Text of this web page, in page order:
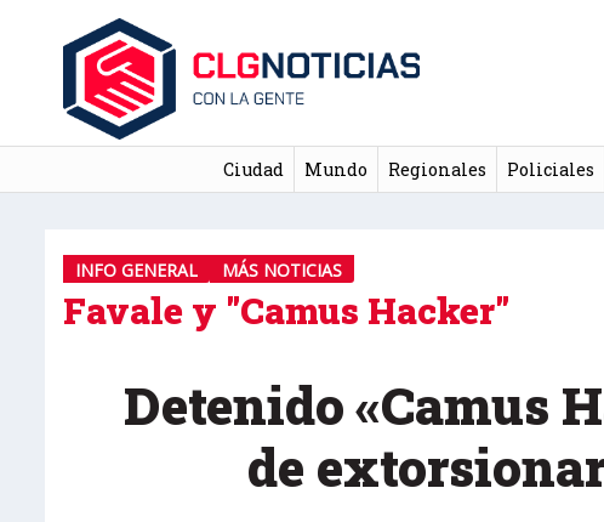
Ciudad Mundo Regionales Policiales
INFO GENERAL MÁS NOTICIAS
Favale y "Camus Hacker"
Detenido «Camus
de